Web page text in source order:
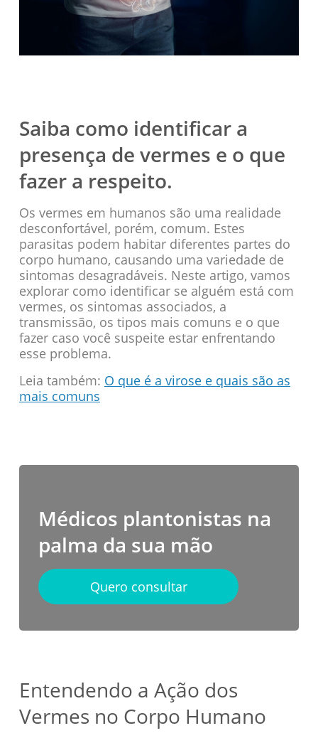
Saiba como identificar a
presença de vermes e o que
fazer a respeito.
Os vermes em humanos são uma realidade
desconfortável, porém, comum. Estes
parasitas podem habitar diferentes partes do
corpo humano, causando uma variedade de
sintomas desagradáveis. Neste artigo, vamos
explorar como identificar se alguém está com
vermes, os sintomas associados, a
transmissão, os tipos mais comuns e o que
fazer caso você suspeite estar enfrentando
esse problema.
Leia também: O que é a virose e quais são as
mais comuns
Médicos plantonistas na
palma da sua mão
Quero consultar
Entendendo a Ação dos
Vermes no Corpo Humano